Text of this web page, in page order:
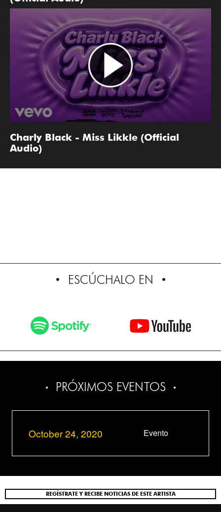
Charly Black - Miss Likkle (Official
Audio)
ESCÚCHALO EN
PRÓXIMOS EVENTOS
October 24, 2020 Evento
REGÍSTRATE Y RECIBE NOTICIAS DE ESTE ARTISTA